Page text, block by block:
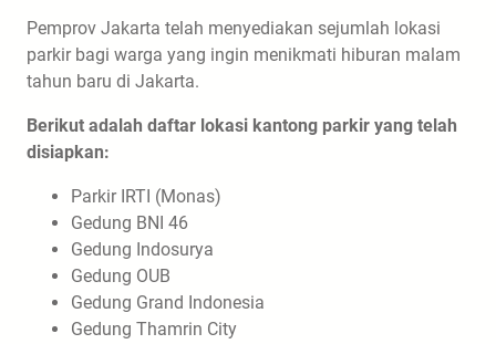
Pemprov Jakarta telah menyediakan sejumlah lokasi
parkir bagi warga yang ingin menikmati hiburan malam
tahun baru di Jakarta.
Berikut adalah daftar lokasi kantong parkir yang telah
disiapkan:
Parkir IRTI (Monas)
Gedung BNI 46
Gedung Indosurya
Gedung OUB
Gedung Grand Indonesia
Gedung Thamrin City